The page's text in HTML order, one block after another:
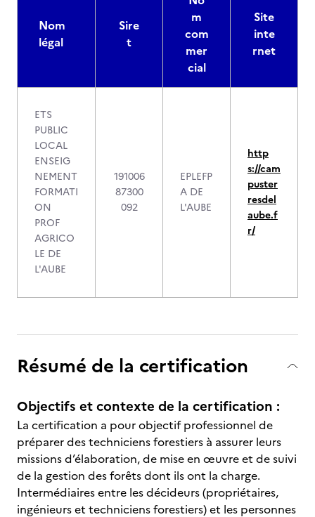
Nom
légal
Sire
t
m
com
mer
cial
Site
inte
rnet
ETS
PUBLIC
LOCAL
ENSEIG
NEMENT
FORMATI
ON
PROF
AGRICO
LE DE
L'AUBE
191006
87300
092
EPLEFP
A DE
L'AUBE
http
s://cam
puster
resdel
aube.f
r/
Résumé de la certification
Objectifs et contexte de la certification :
La certification a pour objectif professionnel de
préparer des techniciens forestiers à assurer leurs
missions d’élaboration, de mise en œuvre et de suivi
de la gestion des forêts dont ils ont la charge.
Intermédiaires entre les décideurs (propriétaires,
ingénieurs et techniciens forestiers) et les personnes